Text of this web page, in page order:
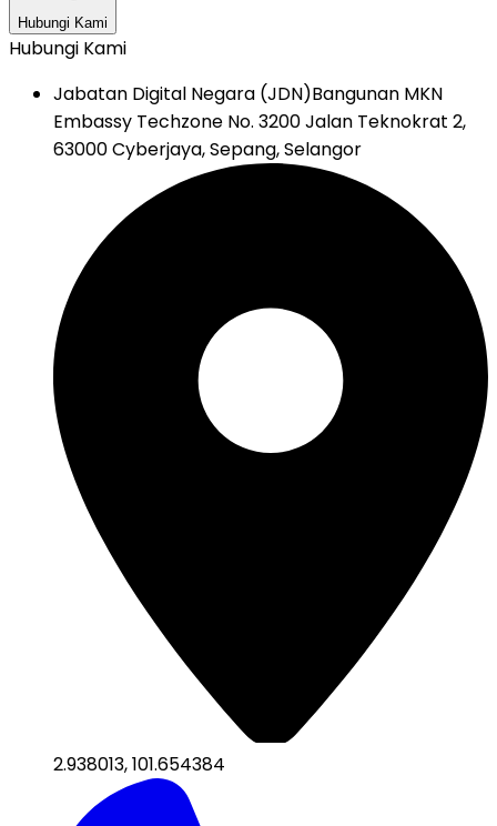
Hubungi Kami
Hubungi Kami
Jabatan Digital Negara (JDN)Bangunan MKN
Embassy Techzone No. 3200 Jalan Teknokrat 2,
63000 Cyberjaya, Sepang, Selangor
2.938013,101.654384